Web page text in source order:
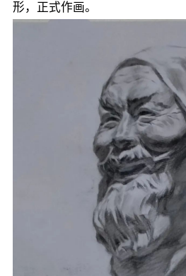
形，正式作画。